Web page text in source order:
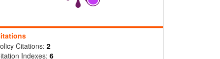
Citations: 2
Indexes: 6